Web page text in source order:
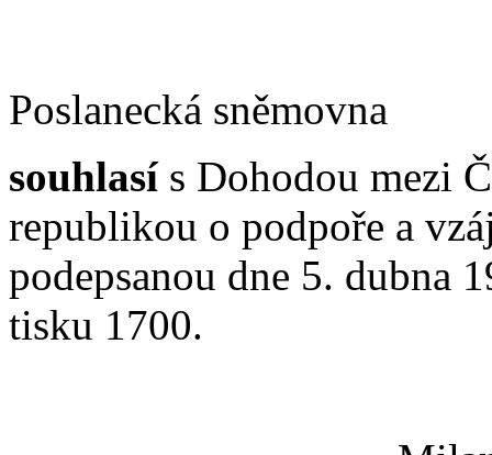
Poslanecká sněmovna
souhlasís Dohodou mezi
republikou o podpoře a
podepsanou dne 5. dubna
tisku 1700.